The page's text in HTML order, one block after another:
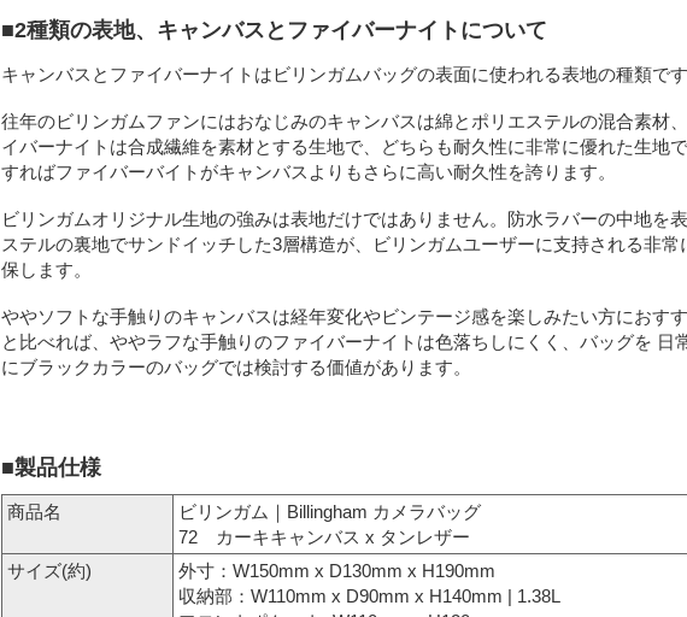
■2種類の表地、キャンバスとファイバーナイトについて
キャンバスとファイバーナイトはビリンガムバッグの表面に使われる表地の種類で
往年のビリンガムファンにはおなじみのキャンバスは綿とポリエステルの混合素材
イバーナイトは合成繊維を素材とする生地で、どちらも耐久性に非常に優れた生地
すればファイバーバイトがキャンバスよりもさらに高い耐久性を誇ります。
ビリンガムオリジナル生地の強みは表地だけではありません。防水ラバーの中地を
ステルの裏地でサンドイッチした3層構造が、ビリンガムユーザーに支持される非
保します。
ややソフトな手触りのキャンバスは経年変化やビンテージ感を楽しみたい方におす
と比べれば、ややラフな手触りのファイバーナイトは色落ちしにくく、バッグを 日
にブラックカラーのバッグでは検討する価値があります。
■製品仕様
商品名
ビリンガム｜Billingham カメラバッグ
72 カーキキャンバス x タンレザー
サイズ(約)
外寸：W150mm x D130mm x H190mm
収納部：W110mm x D90mm x H140mm | 1.38L